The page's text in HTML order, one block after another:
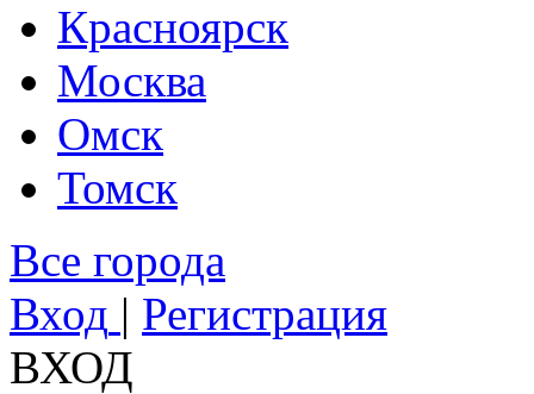
Красноярск
Москва
Омск
Томск
Все города
Вход | Регистрация
ВХОД